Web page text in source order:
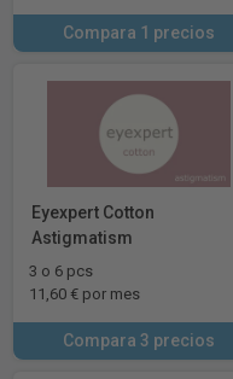
Compara 1 precios
Eyexpert Cotton
Astigmatism
3 o 6 pcs
11,60 € por mes
Compara 3 precios